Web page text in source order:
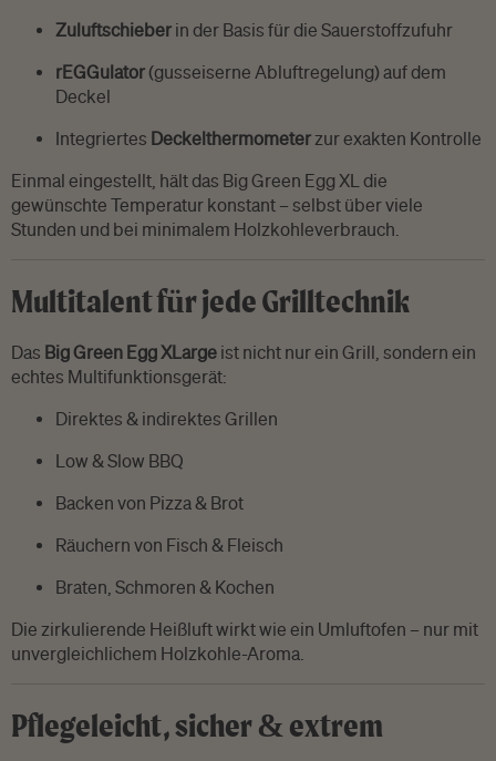
Zuluftschieber in der Basis für die Sauerstoffzufuhr
rEGGulator (gusseiserne Abluftregelung) auf dem
Deckel
Integriertes Deckelthermometer zur exakten Kontrolle
Einmal eingestellt, hält das Big Green Egg XL die
gewünschte Temperatur konstant – selbst über viele
Stunden und bei minimalem Holzkohleverbrauch.
Multitalent für jede Grilltechnik
Das Big Green Egg XLarge ist nicht nur ein Grill, sondern ein
echtes Multifunktionsgerät:
Direktes & indirektes Grillen
Low & Slow BBQ
Backen von Pizza & Brot
Räuchern von Fisch & Fleisch
Braten, Schmoren & Kochen
Die zirkulierende Heißluft wirkt wie ein Umluftofen – nur mit
unvergleichlichem Holzkohle-Aroma.
Pflegeleicht, sicher & extrem